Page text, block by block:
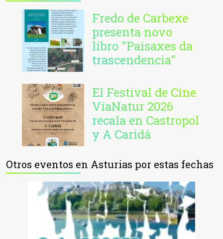
Fredo de Carbexe
presenta novo
libro "Paisaxes da
trascendencia"
El Festival de Cine
VíaNatur 2026
recala en Castropol
y A Caridá
Otros eventos en Asturias por estas fechas